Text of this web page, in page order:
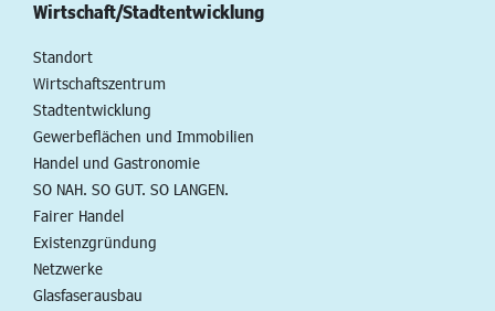
Wirtschaft/Stadtentwicklung
Standort
Wirtschaftszentrum
Stadtentwicklung
Gewerbeflächen und Immobilien
Handel und Gastronomie
SO NAH. SO GUT. SO LANGEN.
Fairer Handel
Existenzgründung
Netzwerke
Glasfaserausbau